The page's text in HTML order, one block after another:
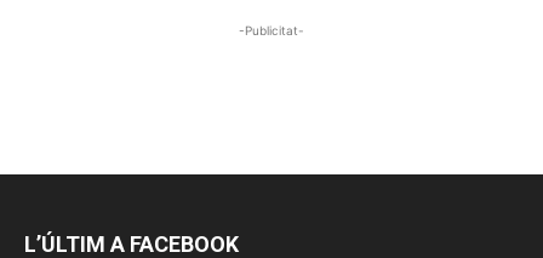
-Publicitat-
L’ÚLTIM A FACEBOOK